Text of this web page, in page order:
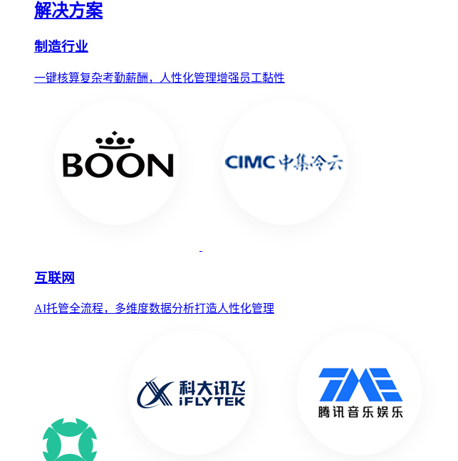
解决方案
制造行业
一键核算复杂考勤薪酬，人性化管理增强员工黏性
互联网
AI托管全流程，多维度数据分析打造人性化管理